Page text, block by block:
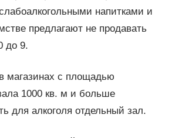
напитками и
предлагают не продавать
до 9.
магазинах с площадью
1000 кв. м и больше
для алкоголя отдельный зал.